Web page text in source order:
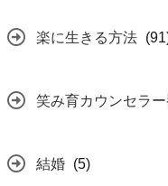
楽に生きる方法
笑み育カウンセラ
結婚 (5)